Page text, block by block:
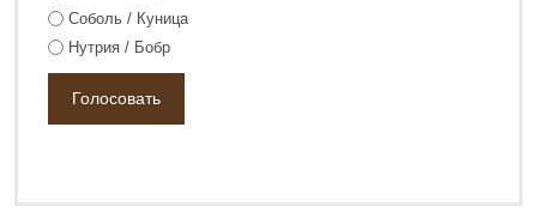
Соболь / Куница
Нутрия / Бобр